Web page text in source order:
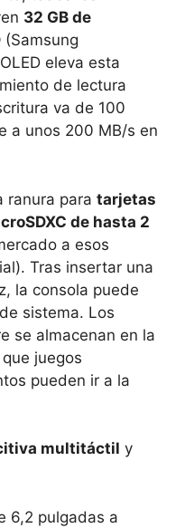
32 GB de
(Samsung
eleva esta
de lectura
va de 100
a unos 200 MB/s en
ranura para tarjetas
de hasta 2
a esos
Tras insertar una
la consola puede
sistema. Los
se almacenan en la
juegos
pueden ir a la
multitáctil y
6,2 pulgadas a